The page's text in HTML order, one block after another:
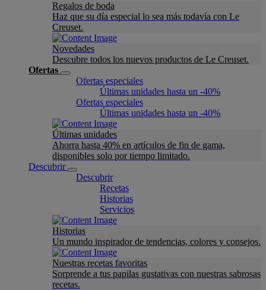
Regalos de boda
Haz que su día especial lo sea más todavía con Le
Creuset.
Novedades
Descubre todos los nuevos productos de Le Creuset.
Ofertas
Ofertas especiales
Últimas unidades hasta un -40%
Ofertas especiales
Últimas unidades hasta un -40%
Últimas unidades
Ahorra hasta 40% en artículos de fin de gama,
disponibles solo por tiempo limitado.
Descubrir
Descubrir
Recetas
Historias
Servicios
Historias
Un mundo inspirador de tendencias, colores y consejos.
Nuestras recetas favoritas
Sorprende a tus papilas gustativas con nuestras sabrosas
recetas.